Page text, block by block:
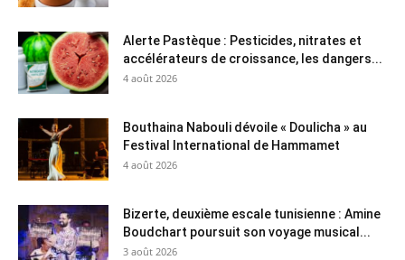
Alerte Pastèque : Pesticides, nitrates et
accélérateurs de croissance, les dangers...
4 août 2026
Bouthaina Nabouli dévoile « Doulicha » au
Festival International de Hammamet
4 août 2026
Bizerte, deuxième escale tunisienne : Amine
Boudchart poursuit son voyage musical...
3 août 2026